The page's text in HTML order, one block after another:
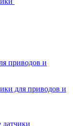
приводов и
для приводов и